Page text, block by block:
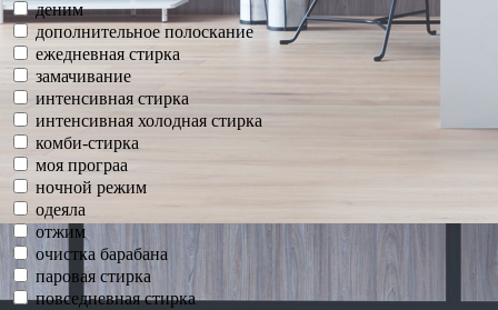
деним
дополнительное полоскание
ежедневная стирка
замачивание
интенсивная стирка
интенсивная холодная стирка
комби-стирка
моя програа
ночной режим
одеяла
отжим
очистка барабана
паровая стирка
повседневная стирка